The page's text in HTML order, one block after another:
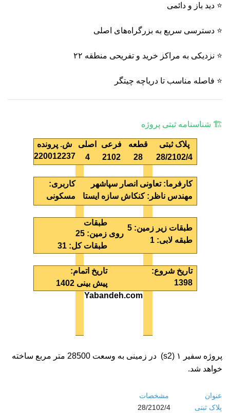
⭐ دید باز و دائمی
⭐ دسترسی سریع به بزرگراه‌های اصلی
⭐ نزدیکی به مراکز خرید و تفریحی منطقه ۲۲
⭐ فاصله مناسب تا دریاچه چیتگر
🏗 شناسنامه ثبتی پروژه
پلاک ثبتی
28/2102/4
قطعه
28
فرعی
2102
اصلی
4
ش. پرونده
220012237
کارفرما: تعاونی انصار سپاشهر
مهندس ناظر : کنکاش سازه ایستا
کاربری:
مسکونی
طبقات زیر زمین: 5
طبقه لابی: 1
طبقات
روی زمین:25
طبقات کل:31
تاریخ شروع:
1398
تاریخ اتمام:
پیش بینی 1402
Yabandeh.com
پروژه سفیر ۱ ( s2
) در زمینی به وسعت 28500 متر مربع ساخته
خواهد شد.
عنوان
مشخصات
پلاک ثبتی
28/2102/4